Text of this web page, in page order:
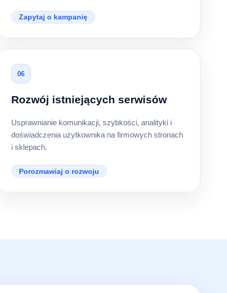
Zapytaj o kampanię
06
Rozwój istniejących serwisów
Usprawnianie komunikacji, szybkości, analityki i
doświadczenia użytkownika na firmowych stronach
i sklepach.
Porozmawiaj o rozwoju